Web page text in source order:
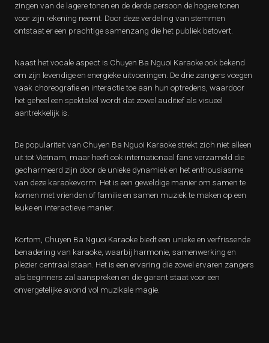
zingen van de lagere tonen en de derde persoon de hogere tonen
voor zijn rekening neemt. Door deze verdeling van stemmen
ontstaat er een prachtige samenzang die het publiek betovert.
Naast het vocale aspect is Chuyen Ba Nguoi Karaoke ook bekend
om zijn levendige en energieke uitvoeringen. De drie zangers voegen
vaak choreografie en interactie toe aan hun optredens, waardoor
het geheel een spektakel wordt dat zowel auditief als visueel
aantrekkelijk is.
De populariteit van Chuyen Ba Nguoi Karaoke strekt zich niet alleen
uit tot Vietnam, maar heeft ook internationaal fans verzameld die
gecharmeerd zijn door de unieke dynamiek en het enthousiasme
van deze karaokevorm. Het is een geweldige manier om samen te
komen met vrienden of familie en samen muziek te maken op een
leuke en interactieve manier.
Kortom, Chuyen Ba Nguoi Karaoke biedt een unieke en verfrissende
benadering van karaoke, waarbij harmonie, samenwerking en
plezier centraal staan. Het is een ervaring die zowel ervaren zangers
als beginners zal aanspreken en die garant staat voor een
onvergetelijke avond vol muzikale magie.